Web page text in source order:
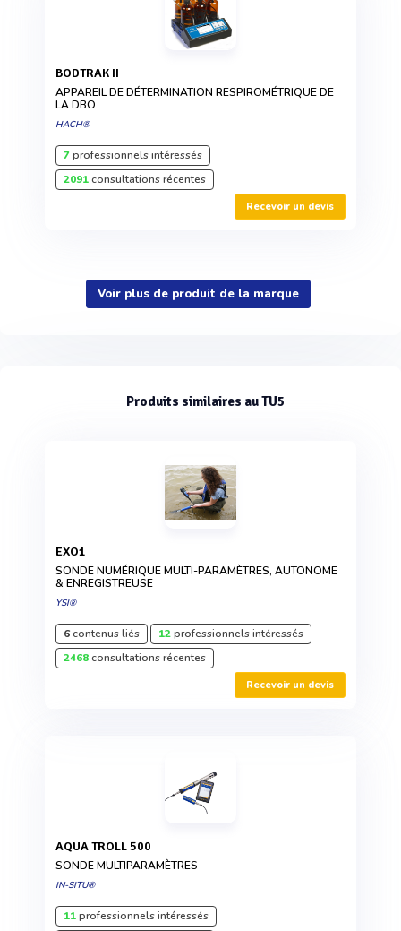
BODTRAK II
APPAREIL DE DÉTERMINATION RESPIROMÉTRIQUE DE
LA DBO
HACH®
7professionnels intéressés
2091consultations récentes
Recevoir un devis
Voir plus de produit de la marque
Produits similaires au TU5
EXO1
SONDE NUMÉRIQUE MULTI-PARAMÈTRES, AUTONOME
& ENREGISTREUSE
YSI®
6contenus liés 12professionnels intéressés
2468consultations récentes
Recevoir un devis
AQUA TROLL 500
SONDE MULTIPARAMÈTRES
IN-SITU®
11professionnels intéressés